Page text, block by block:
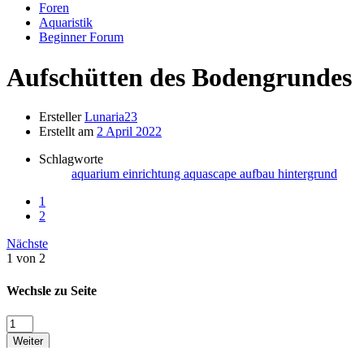
Foren
Aquaristik
Beginner Forum
Aufschütten des Bodengrundes
Ersteller Lunaria23
Erstellt am 2 April 2022
Schlagworte
aquarium einrichtung aquascape aufbau hintergrund
1
2
Nächste
1 von 2
Wechsle zu Seite
Weiter